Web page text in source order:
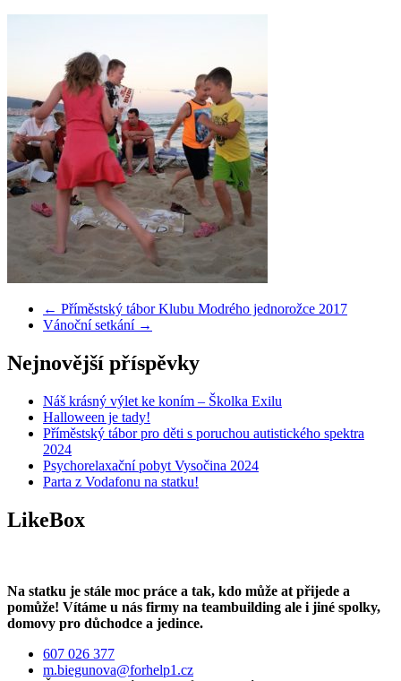
← Příměstský tábor Klubu Modrého jednorožce 2017
Vánoční setkání →
Nejnovější příspěvky
Náš krásný výlet ke koním – Školka Exilu
Halloween je tady!
Příměstský tábor pro děti s poruchou autistického spektra
2024
Psychorelaxační pobyt Vysočina 2024
Parta z Vodafonu na statku!
LikeBox
Na statku je stále moc práce a tak, kdo může at přijede a
pomůže! Vítáme u nás firmy na teambuilding ale i jiné spolky,
domovy pro důchodce a jedince.
607 026 377
m.biegunova@forhelp1.cz